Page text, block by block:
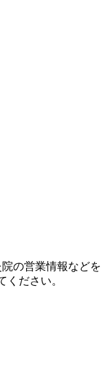
の営業情報などを
ださい。